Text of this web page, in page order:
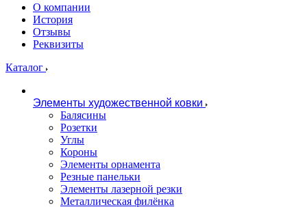
О компании
История
Отзывы
Реквизиты
Каталог
Элементы художественной ковки
Балясины
Розетки
Углы
Короны
Элементы орнамента
Резные панельки
Элементы лазерной резки
Металлическая филёнка